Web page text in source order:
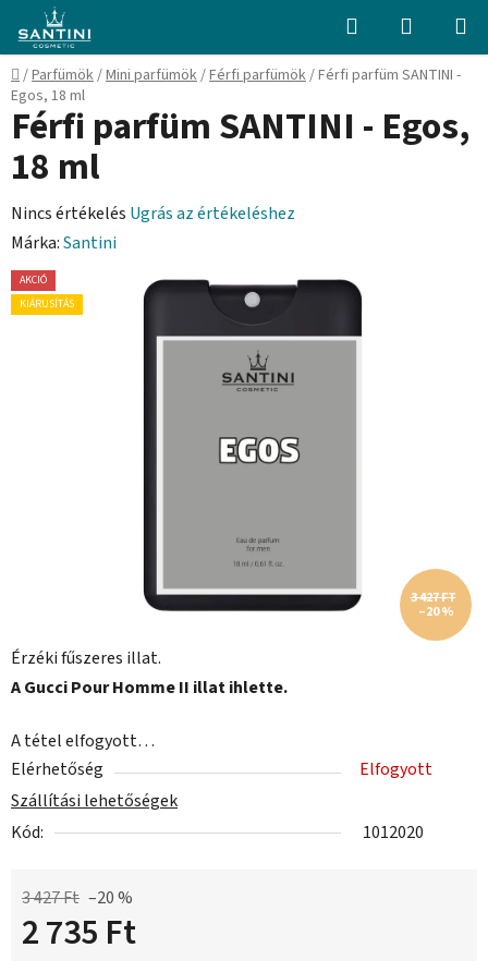
fő
tartalomhoz
Keresés KOSÁR
Kezdőlap
/Parfümök/Mini parfümök/Férfi parfümök/Férfi parfüm SANTINI -
Egos, 18 ml
Érzéki fűszeres illat.
A Gucci Pour Homme II illat ihlette.
A tétel elfogyott…
Elérhetőség
Elfogyott
Szállítási lehetőségek
Kód:
1012020
3 427 Ft –20 %
2 735 Ft
Férfi parfüm SANTINI - Egos,
18 ml
A
termék
átlagos
értékelése
Nincs értékelés Ugrás az értékeléshez
Márka:Santini
AKCIÓ
KIÁRUSÍTÁS
3 427 FT
–20 %